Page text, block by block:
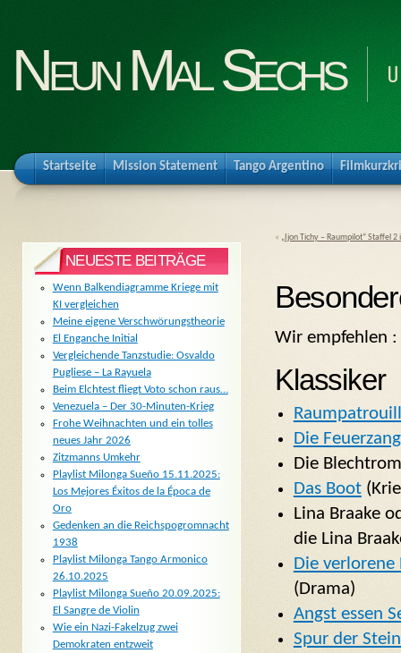
Neun Mal Sechs
Startseite Mission Statement Tango Argentino
« „Ijon Tichy – Raumpilot“ Staffel 2
Wir empfehlen :
Klassiker
Die
Die
Das Boot
Lina Braake
die Lina
Die
(Drama)
Angst essen
Spur der
NEUESTE BEITRÄGE
Wenn Balkendiagramme Kriege mit
KI vergleichen
Meine eigene Verschwörungstheorie
El Enganche Initial
Vergleichende Tanzstudie: Osvaldo
Pugliese – La Rayuela
Beim Elchtest fliegt Voto schon raus…
Venezuela – Der 30-Minuten-Krieg
Frohe Weihnachten und ein tolles
neues Jahr 2026
Zitzmanns Umkehr
Playlist Milonga Sueño 15.11.2025:
Los Mejores Éxitos de la Época de
Oro
Gedenken an die Reichspogromnacht
1938
Playlist Milonga Tango Armonico
26.10.2025
Playlist Milonga Sueño 20.09.2025:
El Sangre de Violin
Wie ein Nazi-Fakelzug zwei
Demokraten entzweit